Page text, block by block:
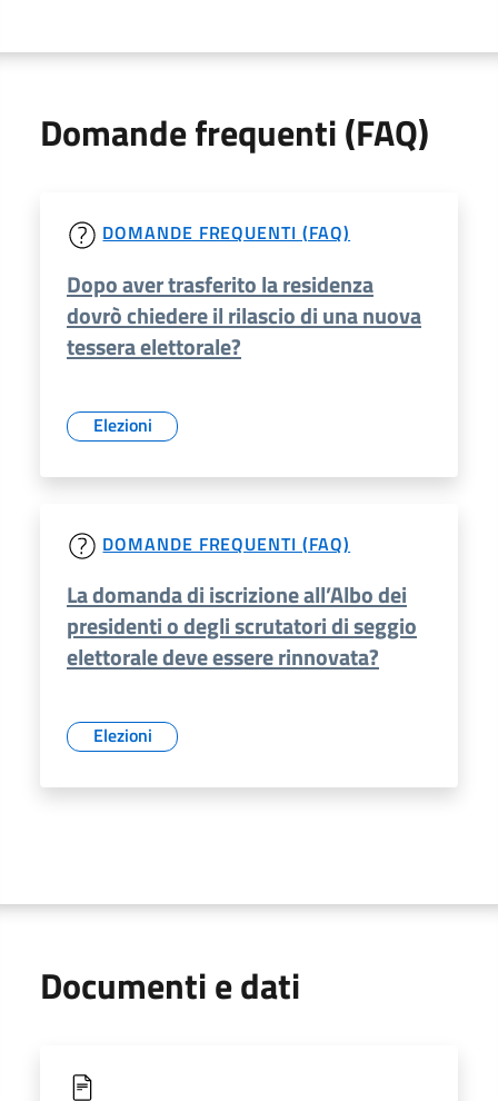
Domande frequenti (FAQ)
DOMANDE FREQUENTI (FAQ)
Dopo aver trasferito la residenza
dovrò chiedere il rilascio di una nuova
tessera elettorale?
Elezioni
DOMANDE FREQUENTI (FAQ)
La domanda di iscrizione all’Albo dei
presidenti o degli scrutatori di seggio
elettorale deve essere rinnovata?
Elezioni
Documenti e dati